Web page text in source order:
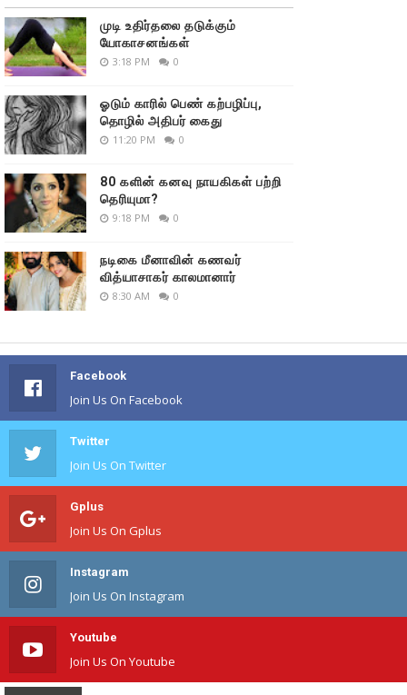
முடி உதிர்தலை தடுக்கும்
யோகாசனங்கள்
3:18 PM 0
ஓடும் காரில் பெண் கற்பழிப்பு,
தொழில் அதிபர் கைது
11:20 PM 0
80 களின் கனவு நாயகிகள் பற்றி
தெரியுமா?
9:18 PM 0
நடிகை மீனாவின் கணவர்
வித்யாசாகர் காலமானார்
8:30 AM 0
Facebook
Join Us On Facebook
Twitter
Join Us On Twitter
Gplus
Join Us On Gplus
Instagram
Join Us On Instagram
Youtube
Join Us On Youtube